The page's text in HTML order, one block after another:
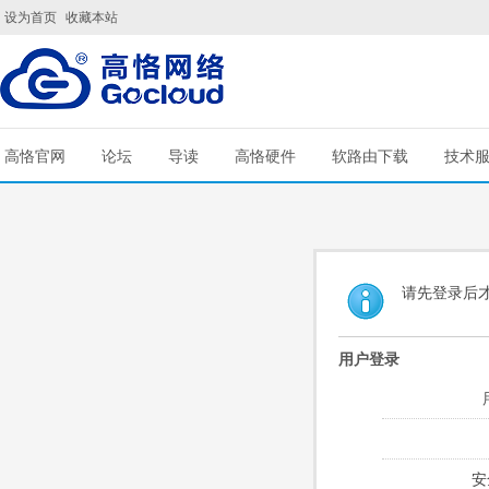
设为首页 收藏本站
高恪官网 论坛 导读 高恪硬件 软路由下载 技术
请先登录后
用户登录